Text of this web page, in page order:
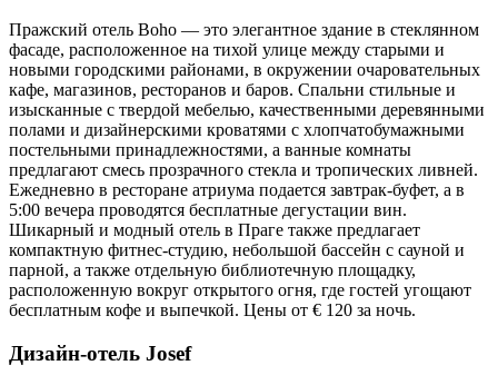
Пражский отель Boho — это элегантное здание в стеклянном
фасаде, расположенное на тихой улице между старыми и
новыми городскими районами, в окружении очаровательных
кафе, магазинов, ресторанов и баров. Спальни стильные и
изысканные с твердой мебелью, качественными деревянными
полами и дизайнерскими кроватями с хлопчатобумажными
постельными принадлежностями, а ванные комнаты
предлагают смесь прозрачного стекла и тропических ливней.
Ежедневно в ресторане атриума подается завтрак-буфет, а в
5:00 вечера проводятся бесплатные дегустации вин.
Шикарный и модный отель в Праге также предлагает
компактную фитнес-студию, небольшой бассейн с сауной и
парной, а также отдельную библиотечную площадку,
расположенную вокруг открытого огня, где гостей угощают
бесплатным кофе и выпечкой. Цены от € 120 за ночь.
Дизайн-отель Josef